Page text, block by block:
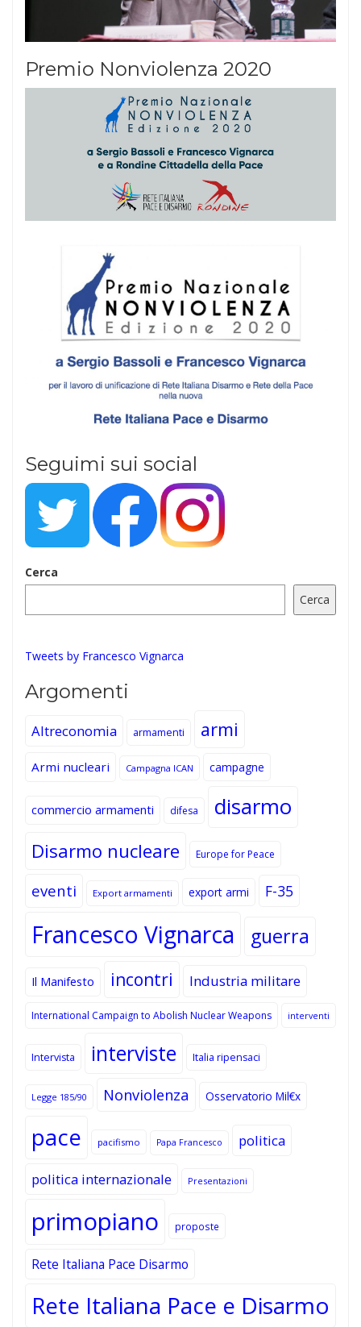
Premio Nonviolenza 2020
Seguimi sui social
Cerca
Cerca
Tweets by Francesco Vignarca
Argomenti
Altreconomia armamenti armi
Armi nucleari Campagna ICAN campagne
commercio armamenti difesa disarmo
Disarmo nucleare Europe for Peace
eventi Export armamenti export armi F-35
Francesco Vignarca guerra
Il Manifesto incontri Industria militare
International Campaign to Abolish Nuclear Weapons interventi
Intervista interviste Italia ripensaci
Legge 185/90 Nonviolenza Osservatorio Mil€x
pace pacifismo Papa Francesco politica
politica internazionale Presentazioni
primopiano proposte
Rete Italiana Pace Disarmo
Rete Italiana Pace e Disarmo